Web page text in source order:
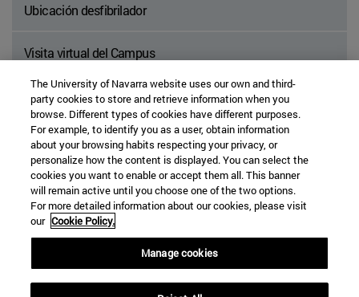
Ubicación desfibrilador
Visita virtual del Campus
CONTACTO
gespacios@unav.es
Universidad de Navarra
Campus Universitario
31009 Pamplona, España
+34 948 425 600 Ext. 803314
The University of Navarra website uses our own and third-
party cookies to store and retrieve information when you
browse. Different types of cookies have different purposes.
For example, to identify you as a user, obtain information
about your browsing habits respecting your privacy, or
personalize how the content is displayed. You can select the
cookies you want to enable or accept them all. This banner
will remain active until you choose one of the two options.
For more detailed information about our cookies, please visit
our Cookie Policy.
Manage cookies